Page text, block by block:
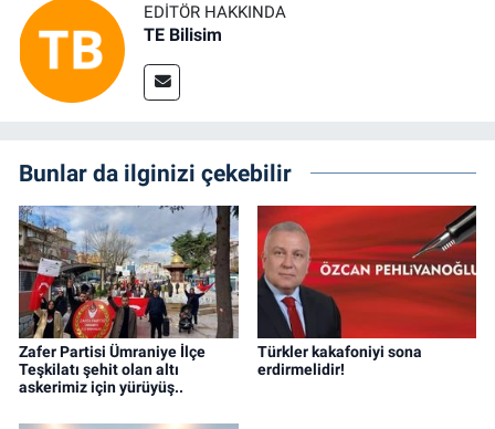
EDITÖR HAKKINDA
TE Bilisim
Bunlar da ilginizi çekebilir
Zafer Partisi Ümraniye İlçe
Teşkilatı şehit olan altı
askerimiz için yürüyüş..
Türkler kakafoniyi sona
erdirmelidir!